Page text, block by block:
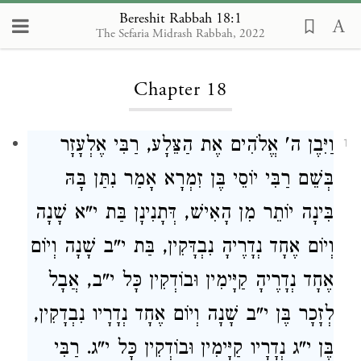
Bereshit Rabbah 18:1
The Sefaria Midrash Rabbah, 2022
Loading...
Chapter 18
1
וַיִּבֶן ה' אֱלֹהִים אֶת הַצֵּלָע, רַבִּי אֶלְעָזָר
בְּשֵׁם רַבִּי יוֹסֵי בֶּן זִמְרָא אָמַר נִתַּן בָּהּ
בִּינָה יוֹתֵר מִן הָאִישׁ, דְּתָנִינָן בַּת י"א שָׁנָה
וְיוֹם אֶחָד נְדָרֶיהָ נִבְדָּקִין, בַּת י"ב שָׁנָה וְיוֹם
אֶחָד נְדָרֶיהָ קַיָּימִין וּבוֹדְקִין כָּל י"ב, אֲבָל
לְזָכָר בֶּן י"ב שָׁנָה וְיוֹם אֶחָד נְדָרָיו נִבְדָקִין,
בֶּן י"ג נְדָרָיו קַיָּימִין וּבוֹדְקִין כָּל י"ג. רַבִּי